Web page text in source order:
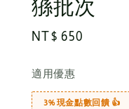
猻批次
Regular
NT$ 650
適用優惠
3% 現金點數回饋 👍